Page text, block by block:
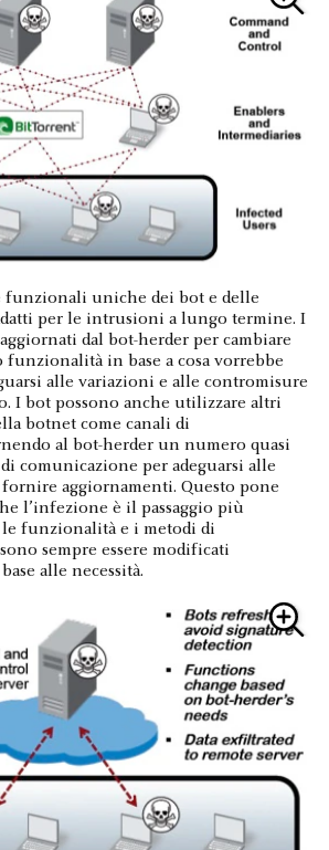
funzionali uniche dei bot e delle
per le intrusioni a lungo termine. I
dal bot-herder per cambiare
funzionalità in base a cosa vorrebbe
alle variazioni e alle contromisure
I bot possono anche utilizzare altri
botnet come canali di
al bot-herder un numero quasi
comunicazione per adeguarsi alle
aggiornamenti. Questo pone
l’infezione è il passaggio più
funzionalità e i metodi di
sempre essere modificati
alle necessità.